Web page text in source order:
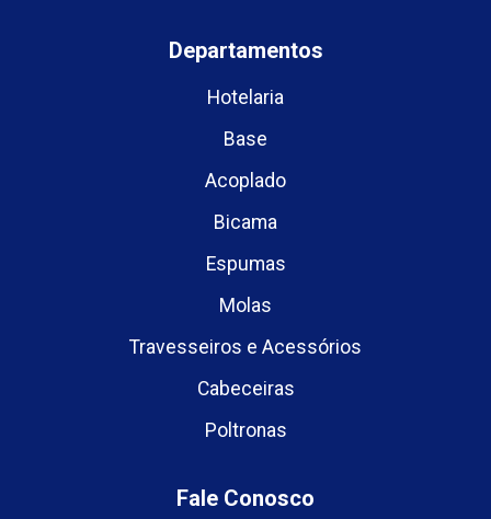
Departamentos
Hotelaria
Base
Acoplado
Bicama
Espumas
Molas
Travesseiros e Acessórios
Cabeceiras
Poltronas
Fale Conosco